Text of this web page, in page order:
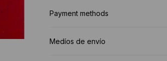
Payment methods
Medíos de envío